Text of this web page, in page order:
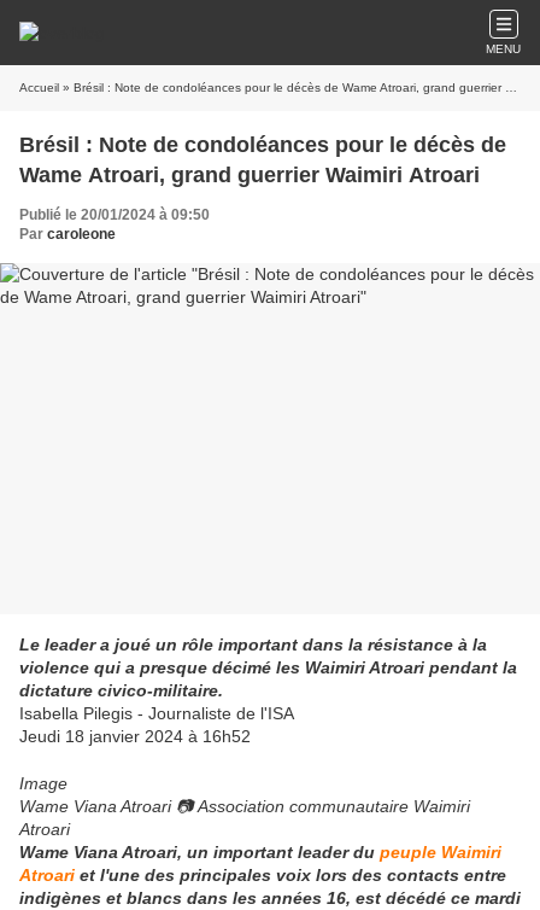
MENU
Accueil » Brésil : Note de condoléances pour le décès de Wame Atroari, grand guerrier Waimiri Atroari
Brésil : Note de condoléances pour le décès de
Wame Atroari, grand guerrier Waimiri Atroari
Publié le 20/01/2024 à 09:50
Par caroleone
Le leader a joué un rôle important dans la résistance à la
violence qui a presque décimé les Waimiri Atroari pendant la
dictature civico-militaire.
Isabella Pilegis - Journaliste de l'ISA
Jeudi 18 janvier 2024 à 16h52
Image
Wame Viana Atroari 📷 Association communautaire Waimiri
Atroari
Wame Viana Atroari, un important leader du peuple Waimiri
Atroari et l'une des principales voix lors des contacts entre
indigènes et blancs dans les années 16, est décédé ce mardi